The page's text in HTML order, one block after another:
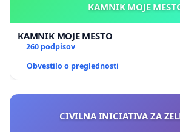
KAMNIK MOJE
KAMNIK MOJE MESTO
260 podpisov
Obvestilo o preglednosti
CIVILNA INICIATIVA ZA